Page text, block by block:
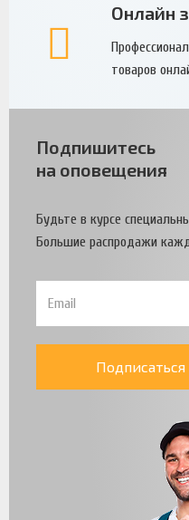
Онлайн
товаров
Подпишитесь
на оповещения
Будьте в курсе
Большие распродажи
Подписаться